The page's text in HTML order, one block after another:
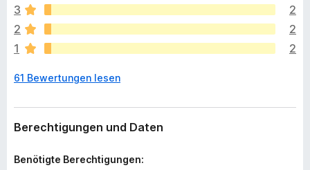
e
g
e
n
o
h
k
i
3
2
2
2
1
2
61 Bewertungen lesen
Berechtigungen und Daten
Benötigte Berechtigungen: